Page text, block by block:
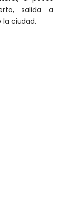
salida a
la ciudad.